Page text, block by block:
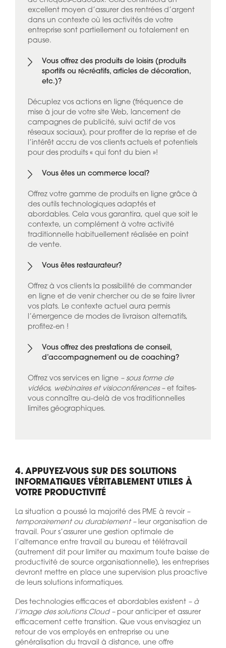
excellent moyen d’assurer des rentrées d’argent
dans un contexte où les activités de votre
entreprise sont partiellement ou totalement en
pause.
Vous offrez des produits de loisirs (produits
sportifs ou récréatifs, articles de décoration,
etc.)?
Décuplez vos actions en ligne (fréquence de
mise à jour de votre site Web, lancement de
campagnes de publicité, suivi actif de vos
réseaux sociaux), pour profiter de la reprise et de
l’intérêt accru de vos clients actuels et potentiels
pour des produits « qui font du bien »!
Vous êtes un commerce local?
Offrez votre gamme de produits en ligne grâce à
des outils technologiques adaptés et
abordables. Cela vous garantira, quel que soit le
contexte, un complément à votre activité
traditionnelle habituellement réalisée en point
de vente.
Vous êtes restaurateur?
Offrez à vos clients la possibilité de commander
en ligne et de venir chercher ou de se faire livrer
vos plats. Le contexte actuel aura permis
l’émergence de modes de livraison alternatifs,
profitez-en !
Vous offrez des prestations de conseil,
d’accompagnement ou de coaching?
Offrez vos services en ligne – sous forme de
vidéos, webinaires et visioconférences –et faites-
vous connaître au-delà de vos traditionnelles
limites géographiques.
4. APPUYEZ-VOUS SUR DES SOLUTIONS
INFORMATIQUES VÉRITABLEMENT UTILES À
VOTRE PRODUCTIVITÉ
La situation a poussé la majorité des PME à revoir –
temporairement ou durablement –leur organisation de
travail. Pour s’assurer une gestion optimale de
l’alternance entre travail au bureau et télétravail
(autrement dit pour limiter au maximum toute baisse de
productivité de source organisationnelle), les entreprises
devront mettre en place une supervision plus proactive
de leurs solutions informatiques.
Des technologies efficaces et abordables existent – à
l’image des solutions Cloud –pour anticiper et assurer
efficacement cette transition. Que vous envisagiez un
retour de vos employés en entreprise ou une
généralisation du travail à distance, une offre